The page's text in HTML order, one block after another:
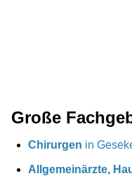
Große
Chirurgen in
Allgemeinärzte,